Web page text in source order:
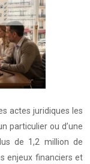
actes juridiques les
particulier ou d’une
de 1,2 million de
enjeux financiers et